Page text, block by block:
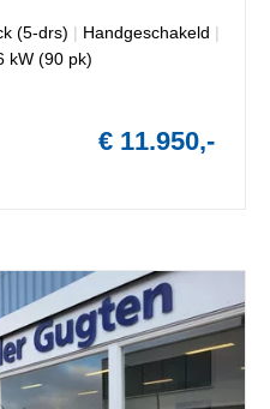
(5-drs) | Handgeschakeld |
kW (90 pk)
€ 11.950,-